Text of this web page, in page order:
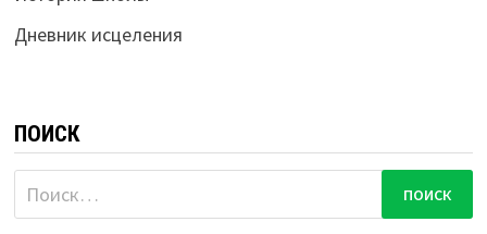
Дневник исцеления
ПОИСК
Найти: